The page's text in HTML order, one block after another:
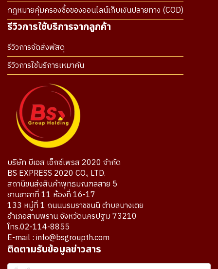
กฎหมายคุ้มครองซื้อของออนไลน์เก็บเงินปลายทาง (COD)
รีวิวการใช้บริการจากลูกค้า
รีวิวการจัดส่งพัสดุ
รีวิวการใช้บริการเหมาคัน
บริษัท บีเอส เอ็กซ์เพรส 2020 จำกัด
BS EXPRESS 2020 CO., LTD.
สถานีขนส่งสินค้าพุทธมณฑลสาย 5
ชานชาลาที่ 11 ห้องที่ 16-17
133 หมู่ที่ 1 ถนนบรมราชชนนี ตำบลบางเตย
อำเภอสามพราน จังหวัดนครปฐม 73210
โทร.02-114-8855
E-mail : info@bsgroupth.com
ติดตามรับข้อมูลข่าวสาร